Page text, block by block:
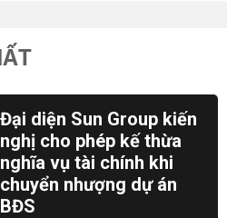
Đại diện Sun Group kiến
nghị cho phép kế thừa
nghĩa vụ tài chính khi
chuyển nhượng dự án
BĐS